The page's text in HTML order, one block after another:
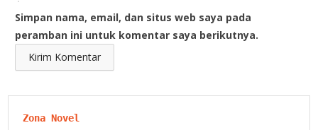
Simpan nama, email, dan situs web saya pada
peramban ini untuk komentar saya berikutnya.
Zona Novel